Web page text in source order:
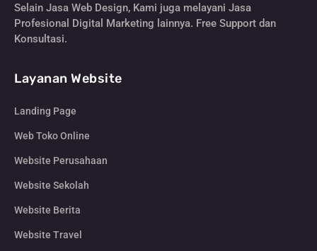
Selain Jasa Web Design, Kami juga melayani Jasa
Profesional Digital Marketing lainnya. Free Support dan
Konsultasi.
Layanan Website
Landing Page
Web Toko Online
Website Perusahaan
Website Sekolah
Website Berita
Website Travel